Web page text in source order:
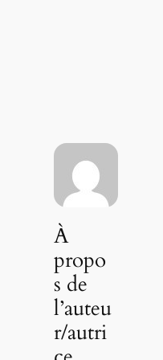
À
propo
s de
l’auteu
r/autri